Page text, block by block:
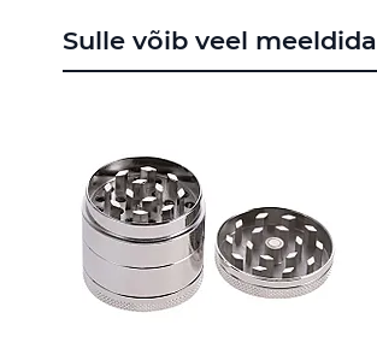
the
beginning
gallery
Sulle võib veel meeldida